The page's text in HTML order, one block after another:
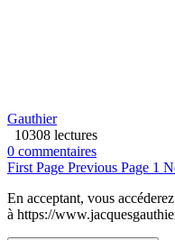
Gauthier
10308 lectures
0 commentaires
First Page Previous Page 1
En acceptant, vous
à https://